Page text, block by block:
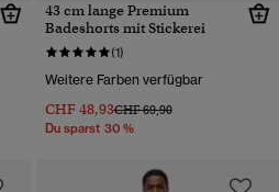
43 cm lange Premium
Badeshorts mit Stickerei
(1)
Weitere Farben verfügbar
CHF 48,93Preis wurde reduziert von
CHF 69,90bis
Du sparst 30 %